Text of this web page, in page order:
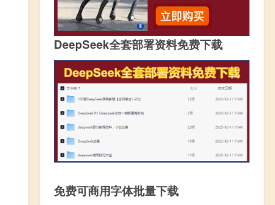
DeepSeek全套部署资料免费下载
免费可商用字体批量下载